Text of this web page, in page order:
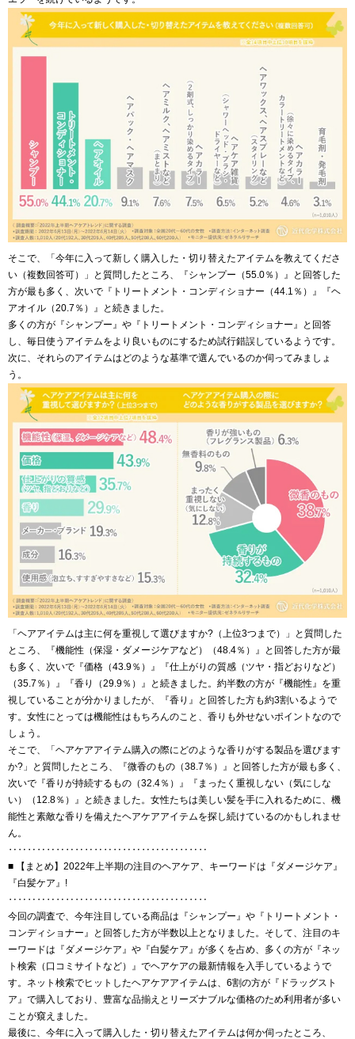
そこで、「今年に入って新しく購入した・切り替えたアイテムを教えてくださ
い（複数回答可）」と質問したところ、『シャンプー（55.0％）』と回答した
方が最も多く、次いで『トリートメント・コンディショナー（44.1％）』『ヘ
アオイル（20.7％）』と続きました。
多くの方が『シャンプー』や『トリートメント・コンディショナー』と回答
し、毎日使うアイテムをより良いものにするため試行錯誤しているようです。
次に、それらのアイテムはどのような基準で選んでいるのか伺ってみましょ
う。
「ヘアアイテムは主に何を重視して選びますか?（上位3つまで）」と質問した
ところ、『機能性（保湿・ダメージケアなど）（48.4％）』と回答した方が最
も多く、次いで『価格（43.9％）』『仕上がりの質感（ツヤ・指どおりなど）
（35.7％）』『香り（29.9％）』と続きました。約半数の方が『機能性』を重
視していることが分かりましたが、『香り』と回答した方も約3割いるようで
す。女性にとっては機能性はもちろんのこと、香りも外せないポイントなので
しょう。
そこで、「ヘアケアアイテム購入の際にどのような香りがする製品を選びます
か?」と質問したところ、『微香のもの（38.7％）』と回答した方が最も多く、
次いで『香りが持続するもの（32.4％）』『まったく重視しない（気にしな
い）（12.8％）』と続きました。女性たちは美しい髪を手に入れるために、機
能性と素敵な香りを備えたヘアケアアイテムを探し続けているのかもしれませ
ん。
‥‥‥‥‥‥‥‥‥‥‥‥‥‥‥‥‥‥‥‥‥
■ 【まとめ】2022年上半期の注目のヘアケア、キーワードは『ダメージケア』
『白髪ケア』!
‥‥‥‥‥‥‥‥‥‥‥‥‥‥‥‥‥‥‥‥‥
今回の調査で、今年注目している商品は『シャンプー』や『トリートメント・
コンディショナー』と回答した方が半数以上となりました。そして、注目のキ
ーワードは『ダメージケア』や『白髪ケア』が多くを占め、多くの方が『ネッ
ト検索（口コミサイトなど）』でヘアケアの最新情報を入手しているようで
す。ネット検索でヒットしたヘアケアアイテムは、6割の方が『ドラッグスト
ア』で購入しており、豊富な品揃えとリーズナブルな価格のため利用者が多い
ことが窺えました。
最後に、今年に入って購入した・切り替えたアイテムは何か伺ったところ、